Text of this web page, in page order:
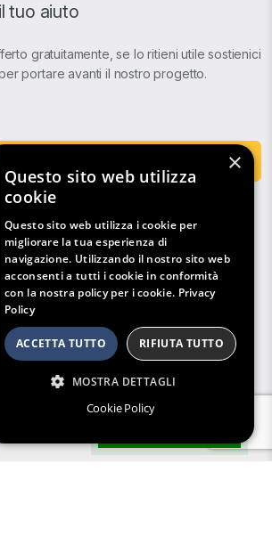
tuo aiuto
gratuitamente, se lo ritieni utile sostienici
portare avanti il nostro progetto.
×
Questo sito web utilizza
cookie
Questo sito web utilizza i cookie per
migliorare la tua esperienza di
navigazione. Utilizzando il nostro sito web
acconsenti a tutti i cookie in conformità
con la nostra policy per i cookie. Privacy
Policy
ACCETTA TUTTO RIFIUTA TUTTO
MOSTRA DETTAGLI
Cookie Policy